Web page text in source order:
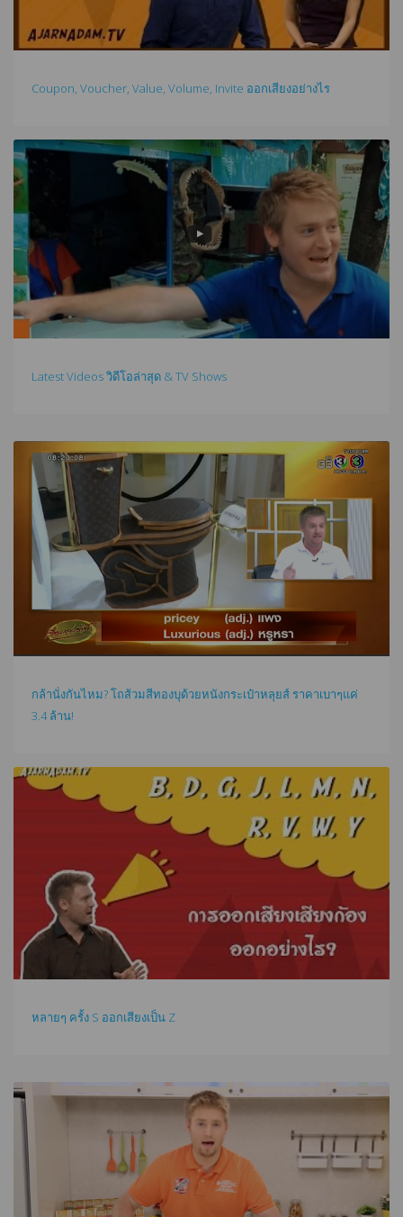
Coupon, Voucher, Value, Volume, Invite ออกเสียงอย่างไร
Latest Videos วิดีโอล่าสุด & TV Shows
กล้านั่งกันไหม? โถส้วมสีทองบุด้วยหนังกระเป๋าหลุยส์ ราคาเบาๆแค่
3.4 ล้าน!
หลายๆ ครั้ง S ออกเสียงเป็น Z